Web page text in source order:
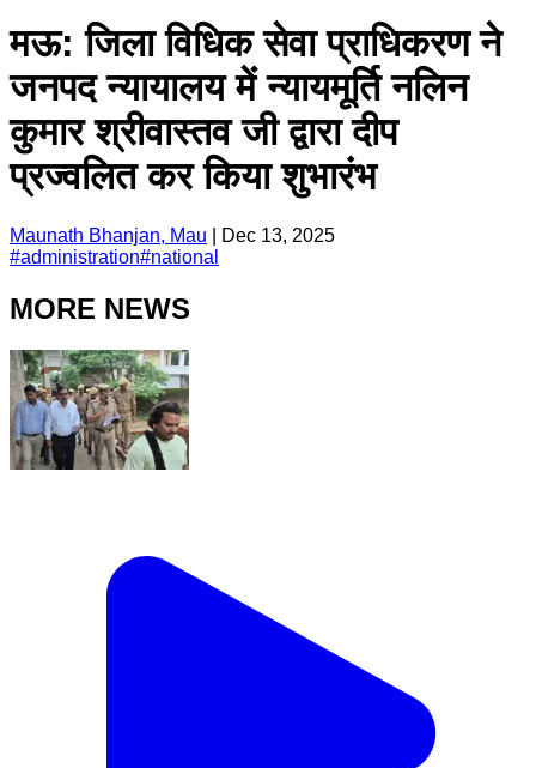
मऊ: जिला विधिक सेवा प्राधिकरण ने
जनपद न्यायालय में न्यायमूर्ति नलिन
कुमार श्रीवास्तव जी द्वारा दीप
प्रज्वलित कर किया शुभारंभ
Maunath Bhanjan, Mau
Dec 13, 2025
#administration#national
MORE NEWS